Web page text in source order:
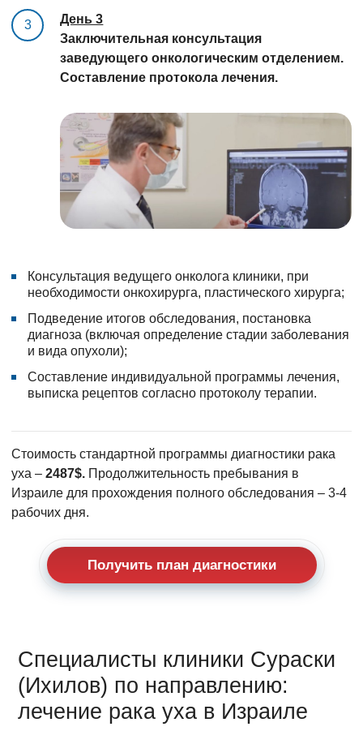
3
День 3
Заключительная консультация
заведующего онкологическим отделением.
Составление протокола лечения.
Консультация ведущего онколога клиники, при
необходимости онкохирурга, пластического хирурга;
Подведение итогов обследования, постановка
диагноза (включая определение стадии заболевания
и вида опухоли);
Составление индивидуальной программы лечения,
выписка рецептов согласно протоколу терапии.
Стоимость стандартной программы диагностики рака
уха –2487$. Продолжительность пребывания в
Израиле для прохождения полного обследования – 3-4
рабочих дня.
Получить план диагностики
Специалисты клиники Сураски
(Ихилов) по направлению:
лечение рака уха в Израиле